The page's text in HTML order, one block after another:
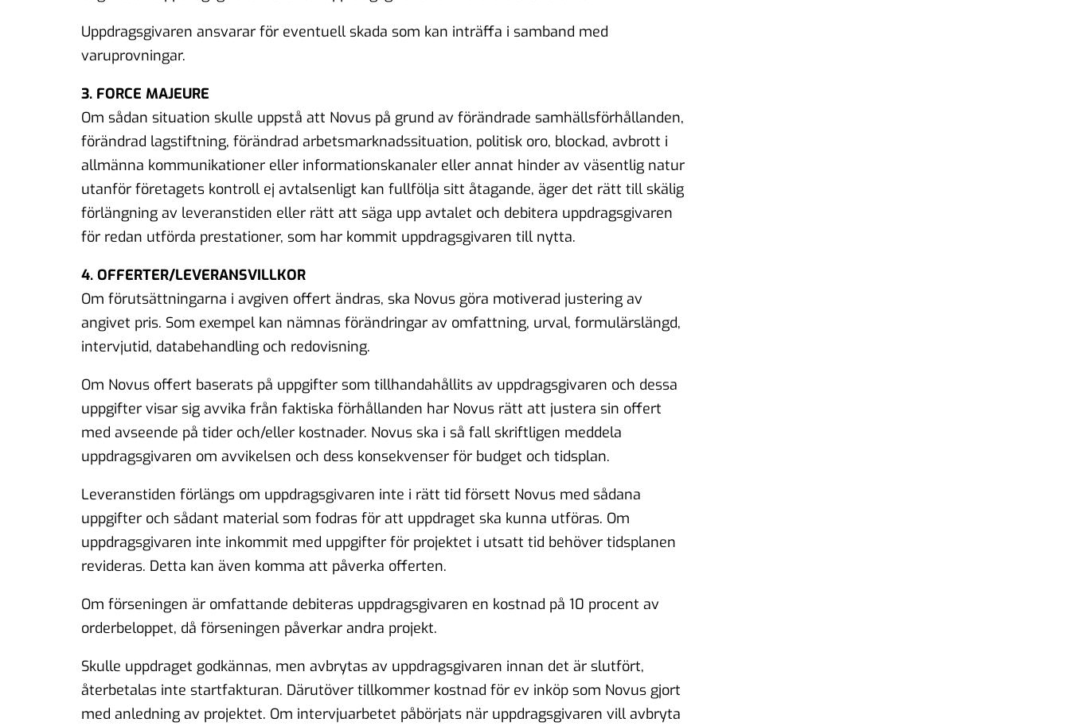
Uppdragsgivaren ansvarar för eventuell skada som kan inträffa i samband med
varuprovningar.
3. FORCE MAJEURE
Om sådan situation skulle uppstå att Novus på grund av förändrade samhällsförhållanden,
förändrad lagstiftning, förändrad arbetsmarknadssituation, politisk oro, blockad, avbrott i
allmänna kommunikationer eller informationskanaler eller annat hinder av väsentlig natur
utanför företagets kontroll ej avtalsenligt kan fullfölja sitt åtagande, äger det rätt till skälig
förlängning av leveranstiden eller rätt att säga upp avtalet och debitera uppdragsgivaren
för redan utförda prestationer, som har kommit uppdragsgivaren till nytta.
4. OFFERTER/LEVERANSVILLKOR
Om förutsättningarna i avgiven offert ändras, ska Novus göra motiverad justering av
angivet pris. Som exempel kan nämnas förändringar av omfattning, urval, formulärslängd,
intervjutid, databehandling och redovisning.
Om Novus offert baserats på uppgifter som tillhandahållits av uppdragsgivaren och dessa
uppgifter visar sig avvika från faktiska förhållanden har Novus rätt att justera sin offert
med avseende på tider och/eller kostnader. Novus ska i så fall skriftligen meddela
uppdragsgivaren om avvikelsen och dess konsekvenser för budget och tidsplan.
Leveranstiden förlängs om uppdragsgivaren inte i rätt tid försett Novus med sådana
uppgifter och sådant material som fodras för att uppdraget ska kunna utföras. Om
uppdragsgivaren inte inkommit med uppgifter för projektet i utsatt tid behöver tidsplanen
revideras. Detta kan även komma att påverka offerten.
Om förseningen är omfattande debiteras uppdragsgivaren en kostnad på 10 procent av
orderbeloppet, då förseningen påverkar andra projekt.
Skulle uppdraget godkännas, men avbrytas av uppdragsgivaren innan det är slutfört,
återbetalas inte startfakturan. Därutöver tillkommer kostnad för ev inköp som Novus gjort
med anledning av projektet. Om intervjuarbetet påbörjats när uppdragsgivaren vill avbryta